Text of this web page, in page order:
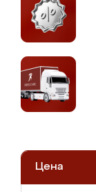
Цена